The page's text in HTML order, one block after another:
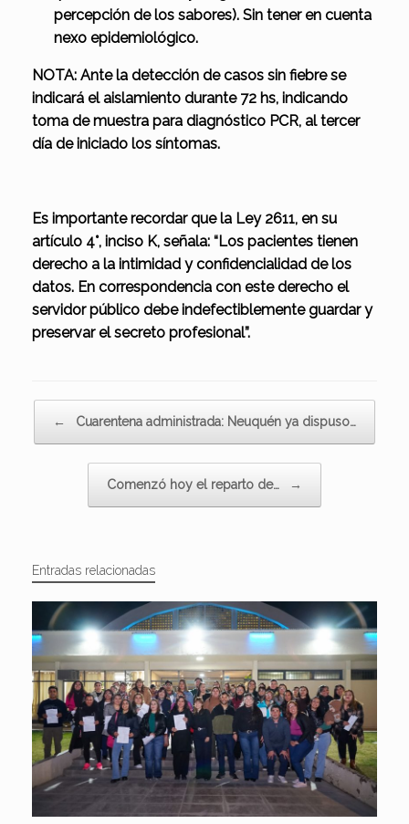
percepción de los sabores). Sin tener en cuenta
nexo epidemiológico.
NOTA: Ante la detección de casos sin fiebre se
indicará el aislamiento durante 72 hs, indicando
toma de muestra para diagnóstico PCR, al tercer
día de iniciado los síntomas.
Es importante recordar que la Ley 2611, en su
artículo 4°, inciso K, señala: “Los pacientes tienen
derecho a la intimidad y confidencialidad de los
datos. En correspondencia con este derecho el
servidor público debe indefectiblemente guardar y
preservar el secreto profesional”.
← Cuarentena administrada: Neuquén ya dispuso…
Comenzó hoy el reparto de… →
Entradas relacionadas